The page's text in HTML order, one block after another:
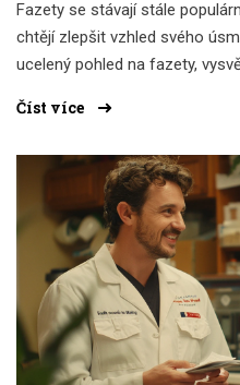
Fazety se stávají stále
chtějí zlepšit vzhled svého
ucelený pohled na fazety,
Seznámíte se také s tipy, jak
Číst více